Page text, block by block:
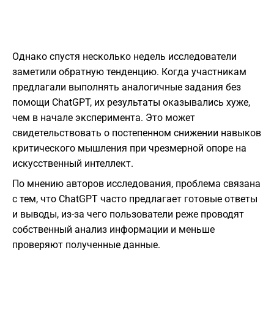
Однако спустя несколько недель исследователи
заметили обратную тенденцию. Когда участникам
предлагали выполнять аналогичные задания без
помощи ChatGPT, их результаты оказывались хуже,
чем в начале эксперимента. Это может
свидетельствовать о постепенном снижении навыков
критического мышления при чрезмерной опоре на
искусственный интеллект.
По мнению авторов исследования, проблема связана
с тем, что ChatGPT часто предлагает готовые ответы
и выводы, из-за чего пользователи реже проводят
собственный анализ информации и меньше
проверяют полученные данные.